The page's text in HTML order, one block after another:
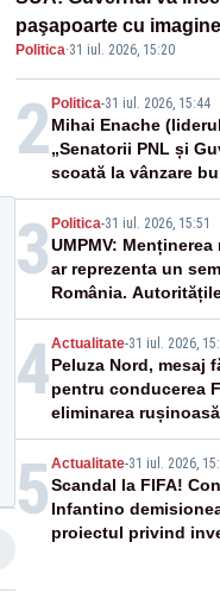
paşapoarte cu
Trump începând cu 8
Politica·31 iul. 2026, 15:20
2Politica-31 iul. 2026, 15:44
Mihai Enache
„Senatorii PNL și
scoată la vânzare
pentru a stinge
vaccinurile Pfizer!”
3 Politica-31 iul. 2026, 15:51
UMPMV:
ar reprezenta un
România.
continue
economice și
4Actualitate-31 iul. 2026,
Peluza Nord, mesaj
pentru conducerea
eliminarea
League
5 Actualitate-31 iul. 2026,
Scandal la FIFA!
Infantino
proiectul privind